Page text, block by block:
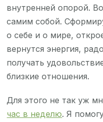
внутренней опорой.
самим собой.
о себе и о мире,
вернутся энергия,
получать
близкие отношения.
Для этого не так уж
час в неделю. Я